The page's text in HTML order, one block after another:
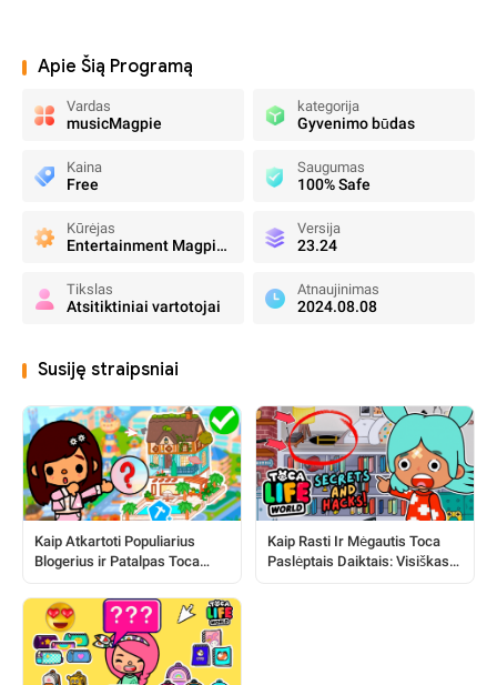
Apie Šią Programą
Vardas
musicMagpie
kategorija
Gyvenimo būdas
Kaina
Free
Saugumas
100% Safe
Kūrėjas
Entertainment Magpie LTD
Versija
23.24
Tikslas
Atsitiktiniai vartotojai
Atnaujinimas
2024.08.08
Susiję straipsniai
Kaip Atkartoti Populiarius
Blogerius ir Patalpas Toca
Kaip Rasti Ir Mėgautis Toca
Paslėptais Daiktais: Visiškas